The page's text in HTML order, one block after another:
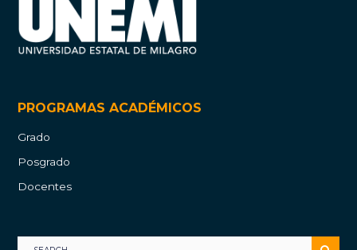
PROGRAMAS ACADÉMICOS
Grado
Posgrado
Docentes